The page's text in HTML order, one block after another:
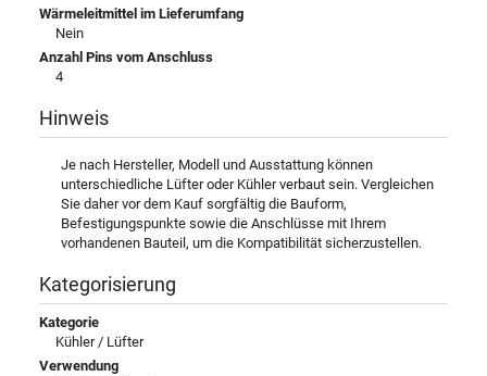
Wärmeleitmittel im Lieferumfang
Nein
Anzahl Pins vom Anschluss
4
Hinweis
Je nach Hersteller, Modell und Ausstattung können
unterschiedliche Lüfter oder Kühler verbaut sein. Vergleichen
Sie daher vor dem Kauf sorgfältig die Bauform,
Befestigungspunkte sowie die Anschlüsse mit Ihrem
vorhandenen Bauteil, um die Kompatibilität sicherzustellen.
Kategorisierung
Kategorie
Kühler / Lüfter
Verwendung